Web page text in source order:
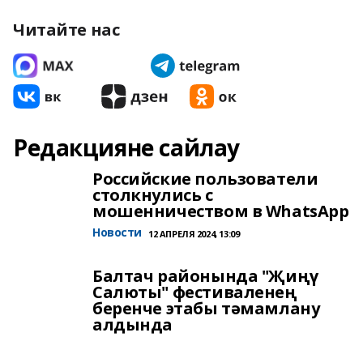
Читайте нас
Редакцияне сайлау
Российские пользователи
столкнулись с
мошенничеством в WhatsApp
Новости 12 АПРЕЛЯ 2024, 13:09
Балтач районында "Җиңү
Салюты" фестиваленең
беренче этабы тәмамлану
алдында